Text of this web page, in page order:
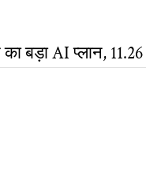
का बड़ा AI प्लान,